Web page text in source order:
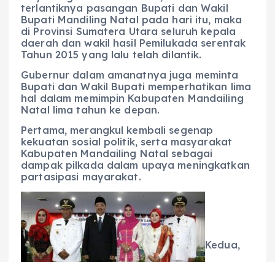
terlantiknya pasangan Bupati dan Wakil
Bupati Mandiling Natal pada hari itu, maka
di Provinsi Sumatera Utara seluruh kepala
daerah dan wakil hasil Pemilukada serentak
Tahun 2015 yang lalu telah dilantik.
Gubernur dalam amanatnya juga meminta
Bupati dan Wakil Bupati memperhatikan lima
hal dalam memimpin Kabupaten Mandailing
Natal lima tahun ke depan.
Pertama, merangkul kembali segenap
kekuatan sosial politik, serta masyarakat
Kabupaten Mandailing Natal sebagai
dampak pilkada dalam upaya meningkatkan
partasipasi mayarakat.
Kedua,